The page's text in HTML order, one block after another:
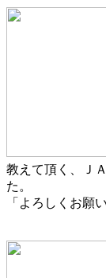
教えて頂く、Ｊ
た。
「よろしくお願